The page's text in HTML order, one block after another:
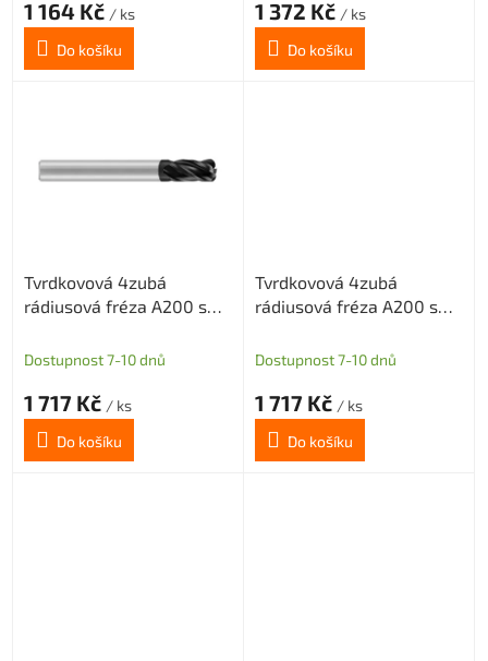
1 164 Kč / ks
Do košíku
1 372 Kč / ks
Do košíku
Tvrdkovová 4zubá
rádiusová fréza A200 s
pro grafit průměr 3 R0,5
Dostupnost 7-10 dnů
1 717 Kč / ks
Do košíku
Tvrdkovová 4zubá
rádiusová fréza A200 s
pro grafit průměr 3 R1
Dostupnost 7-10 dnů
1 717 Kč / ks
Do košíku